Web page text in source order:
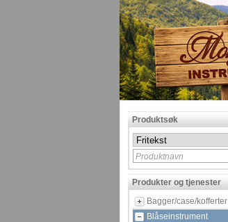
Produktsøk
Produktnavn
Produkter og tjenester
Bagger/case/kofferter
Blåseinstrument